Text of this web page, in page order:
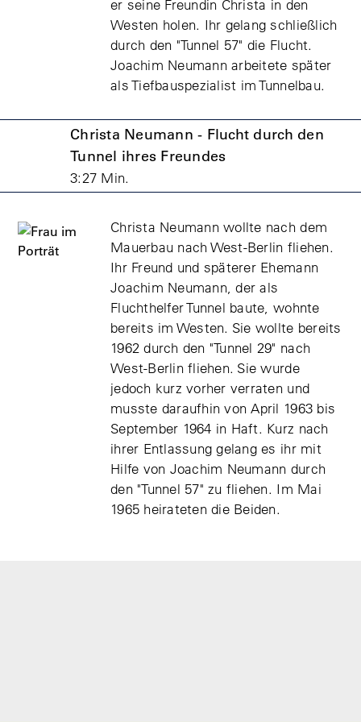
er seine Freundin Christa in den
Westen holen. Ihr gelang schließlich
durch den "Tunnel 57" die Flucht.
Joachim Neumann arbeitete später
als Tiefbauspezialist im Tunnelbau.
Christa Neumann - Flucht durch den
Tunnel ihres Freundes
3:27 Min.
Christa Neumann wollte nach dem
Mauerbau nach West-Berlin fliehen.
Ihr Freund und späterer Ehemann
Joachim Neumann, der als
Fluchthelfer Tunnel baute, wohnte
bereits im Westen. Sie wollte bereits
1962 durch den "Tunnel 29" nach
West-Berlin fliehen. Sie wurde
jedoch kurz vorher verraten und
musste daraufhin von April 1963 bis
September 1964 in Haft. Kurz nach
ihrer Entlassung gelang es ihr mit
Hilfe von Joachim Neumann durch
den "Tunnel 57" zu fliehen. Im Mai
1965 heirateten die Beiden.